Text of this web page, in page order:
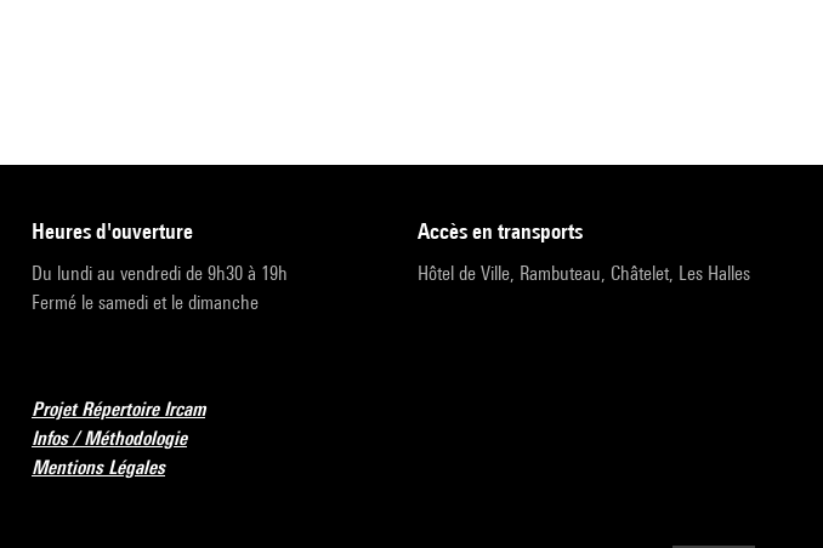
heures d'ouverture
Du lundi au vendredi de 9h30 à 19h
Fermé le samedi et le dimanche
accès en transports
Hôtel de Ville, Rambuteau, Châtelet, Les Halles
Projet Répertoire Ircam
Infos / Méthodologie
Mentions Légales